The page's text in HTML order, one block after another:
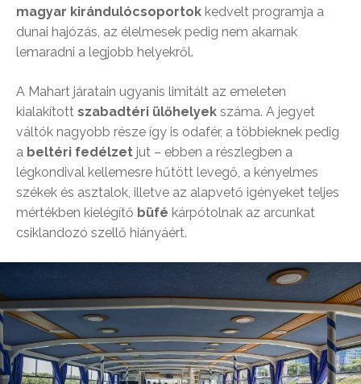
magyar kirándulócsoportok kedvelt programja a
dunai hajózás, az élelmesek pedig nem akarnak
lemaradni a legjobb helyekről.
A Mahart járatain ugyanis limitált az emeleten
kialakított szabadtéri ülőhelyek száma. A jegyet
váltók nagyobb része így is odafér, a többieknek pedig
a beltéri fedélzet jut – ebben a részlegben a
légkondival kellemesre hűtött levegő, a kényelmes
székek és asztalok, illetve az alapvető igényeket teljes
mértékben kielégítő büfé kárpótolnak az arcunkat
csiklandozó szellő hiányáért.